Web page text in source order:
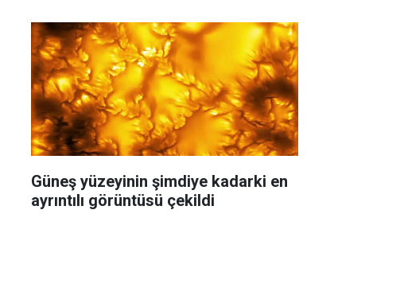
Güneş yüzeyinin şimdiye kadarki en
ayrıntılı görüntüsü çekildi